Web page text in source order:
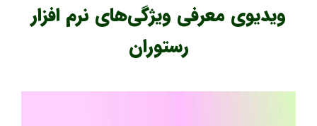
ویدیوی معرفی ویژگی‌های نرم افزار
رستوران